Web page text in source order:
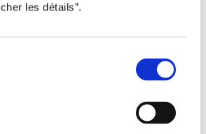
les détails”.